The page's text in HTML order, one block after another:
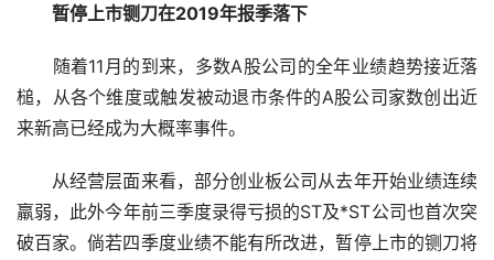
暂停上市铡刀在2019年报季落下
随着11月的到来，多数A股公司的全年业绩趋势接近落
槌，从各个维度或触发被动退市条件的A股公司家数创出近
来新高已经成为大概率事件。
从经营层面来看，部分创业板公司从去年开始业绩连续
羸弱，此外今年前三季度录得亏损的ST及*ST公司也首次突
破百家。倘若四季度业绩不能有所改进，暂停上市的铡刀将